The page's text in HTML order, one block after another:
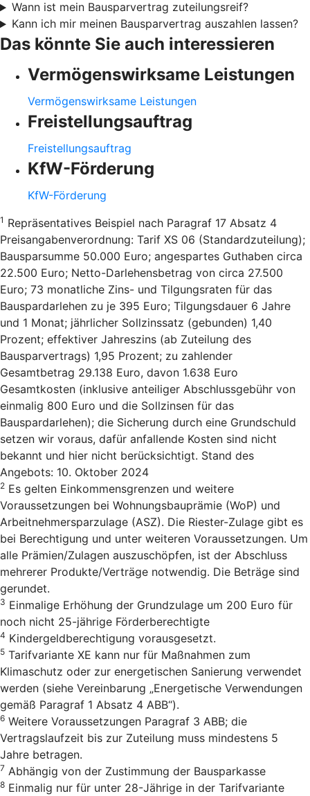
Wann ist mein Bausparvertrag zuteilungsreif?
Kann ich mir meinen Bausparvertrag auszahlen lassen?
Das könnte Sie auch interessieren
Vermögenswirksame Leistungen
Vermögenswirksame Leistungen
Freistellungsauftrag
Freistellungsauftrag
KfW-Förderung
KfW-Förderung
1 Repräsentatives Beispiel nach Paragraf 17 Absatz 4
Preisangabenverordnung: Tarif XS 06 (Standardzuteilung);
Bausparsumme 50.000 Euro; angespartes Guthaben circa
22.500 Euro; Netto-Darlehensbetrag von circa 27.500
Euro; 73 monatliche Zins- und Tilgungsraten für das
Bauspardarlehen zu je 395 Euro; Tilgungsdauer 6 Jahre
und 1 Monat; jährlicher Sollzinssatz (gebunden) 1,40
Prozent; effektiver Jahreszins (ab Zuteilung des
Bausparvertrags) 1,95 Prozent; zu zahlender
Gesamtbetrag 29.138 Euro, davon 1.638 Euro
Gesamtkosten (inklusive anteiliger Abschlussgebühr von
einmalig 800 Euro und die Sollzinsen für das
Bauspardarlehen); die Sicherung durch eine Grundschuld
setzen wir voraus, dafür anfallende Kosten sind nicht
bekannt und hier nicht berücksichtigt. Stand des
Angebots: 10. Oktober 2024
2 Es gelten Einkommensgrenzen und weitere
Voraussetzungen bei Wohnungsbauprämie (WoP) und
Arbeitnehmersparzulage (ASZ). Die Riester-Zulage gibt es
bei Berechtigung und unter weiteren Voraussetzungen. Um
alle Prämien/Zulagen auszuschöpfen, ist der Abschluss
mehrerer Produkte/Verträge notwendig. Die Beträge sind
gerundet.
3 Einmalige Erhöhung der Grundzulage um 200 Euro für
noch nicht 25-jährige Förderberechtigte
4 Kindergeldberechtigung vorausgesetzt.
5 Tarifvariante XE kann nur für Maßnahmen zum
Klimaschutz oder zur energetischen Sanierung verwendet
werden (siehe Vereinbarung „Energetische Verwendungen
gemäß Paragraf 1 Absatz 4 ABB“).
6 Weitere Voraussetzungen Paragraf 3 ABB; die
Vertragslaufzeit bis zur Zuteilung muss mindestens 5
Jahre betragen.
7 Abhängig von der Zustimmung der Bausparkasse
8 Einmalig nur für unter 28-Jährige in der Tarifvariante